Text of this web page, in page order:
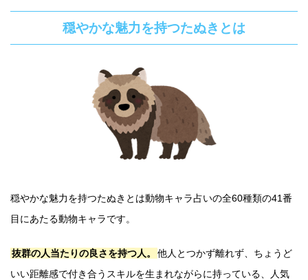
穏やかな魅力を持つたぬきとは
穏やかな魅力を持つたぬきとは動物キャラ占いの全60種類の41番
目にあたる動物キャラです。
抜群の人当たりの良さを持つ人。
他人とつかず離れず、ちょうど
いい距離感で付き合うスキルを生まれながらに持っている、人気